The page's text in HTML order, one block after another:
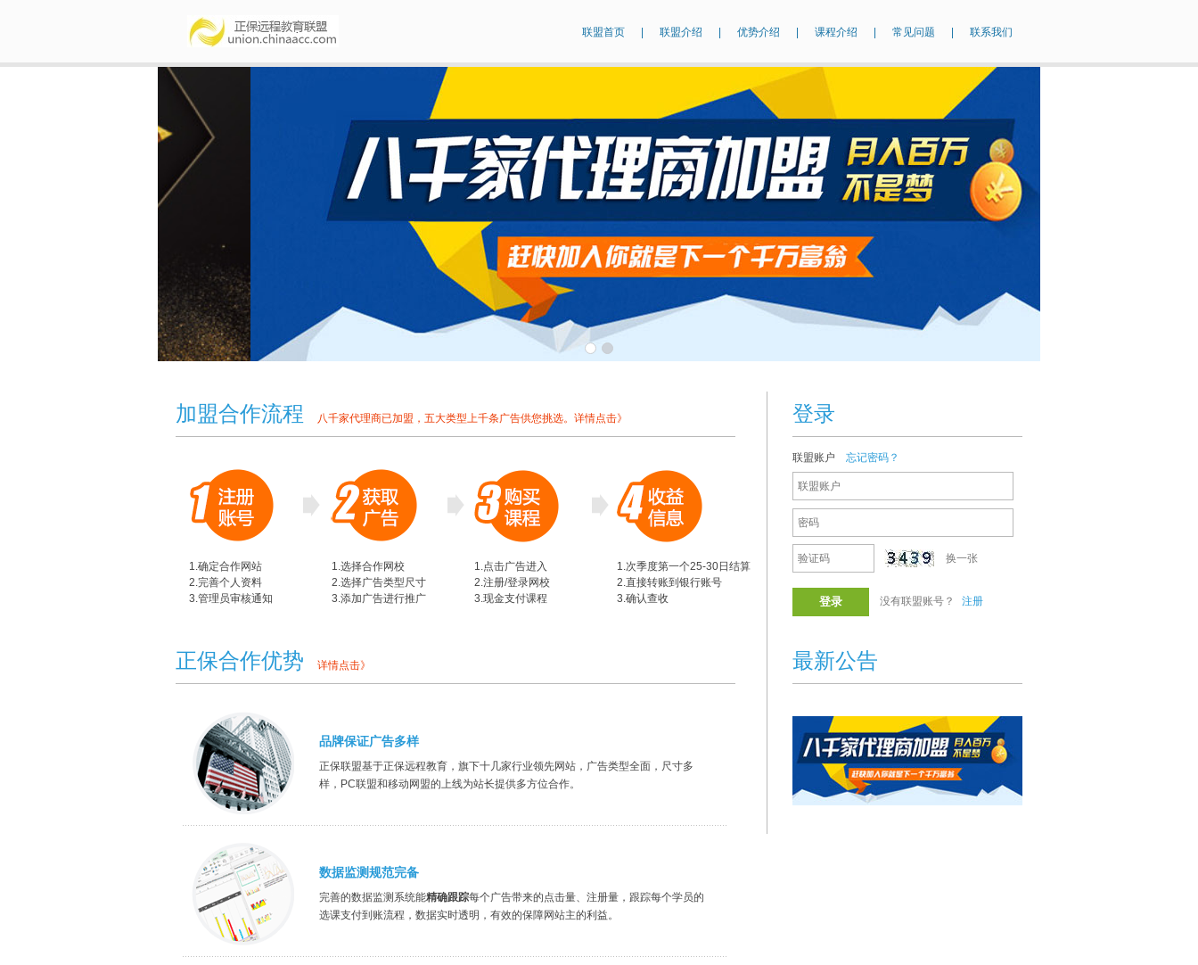
联盟首页 联盟介绍 优势介绍 课程介绍 常见问题 联系我们
加盟合作流程 八千家代理商已加盟，五大类型上千条广告供您挑选。 详情点击》
1.确定合作网站
2.完善个人资料
3.管理员审核通知
1.选择合作网校
2.选择广告类型尺寸
3.添加广告进行推广
1.点击广告进入
2.注册/登录网校
3.现金支付课程
1.次季度第一个25-30日结算
2.直接转账到银行账号
3.确认查收
正保合作优势 详情点击》
品牌保证广告多样
正保联盟基于正保远程教育，旗下十几家行业领先网站，广告类型全面，尺寸多
样，PC联盟和移动网盟的上线为站长提供多方位合作。
数据监测规范完备
完善的数据监测系统能精确跟踪每个广告带来的点击量、注册量，跟踪每个学员的
选课支付到账流程，数据实时透明，有效的保障网站主的利益。
登录
联盟账户 忘记密码？
换一张
没有联盟账号？ 注册
最新公告